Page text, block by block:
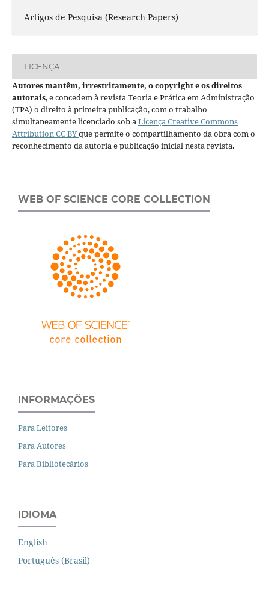
Artigos de Pesquisa (Research Papers)
LICENÇA
Autores mantêm, irrestritamente, o copyright e os direitos
autorais, e concedem à revista Teoria e Prática em Administração
(TPA) o direito à primeira publicação, com o trabalho
simultaneamente licenciado sob aLicença Creative Commons
Attribution CC BYque permite o compartilhamento da obra com o
reconhecimento da autoria e publicação inicial nesta revista.
WEB OF SCIENCE CORE COLLECTION
INFORMAÇÕES
Para Leitores
Para Autores
Para Bibliotecários
IDIOMA
English
Português (Brasil)